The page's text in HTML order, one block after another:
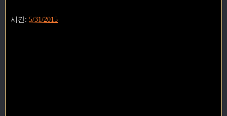
시간: 5/31/2015